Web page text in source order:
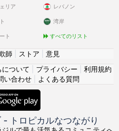
リア
ト
レバノン
湾岸
すべてのリスト
師 ストア
意見
について プライバシー
利用規約
い合わせ| よくある質問
トロピカルなつながり